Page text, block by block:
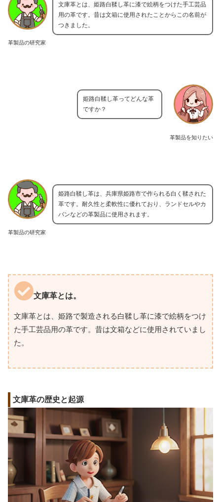
革製品の研究家
文庫革とは、姫路白鞣し革に漆で絵柄をつけた手工芸品
用の革です。昔は文箱に使用されたことからこの名前が
つきました。
革製品を知りたい
姫路白鞣し革ってどんな革
ですか？
革製品の研究家
姫路白鞣し革は、兵庫県姫路市で作られる白く鞣された
革です。耐久性と柔軟性に優れており、ランドセルやカ
バンなどの革製品に使用されます。
文庫革とは。
文庫革とは、姫路で製造される白鞣し革に漆で絵柄をつけ
た手工芸品用の革です。昔は文箱などに使用されていまし
た。
文庫革の歴史と起源